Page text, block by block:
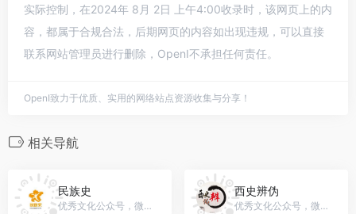
实际控制，在2024年 8月 2日 上午4:00收录时，该网页上的内
容，都属于合规合法，后期网页的内容如出现违规，可以直接
联系网站管理员进行删除，OpenI不承担任何责任。
OpenI致力于优质、实用的网络站点资源收集与分享！
相关导航
民族史
优秀文化公众号，微信号：shaoshuminzushi
西史辨伪
优秀文化公众号，微信号：gh_4d7eb86cc920